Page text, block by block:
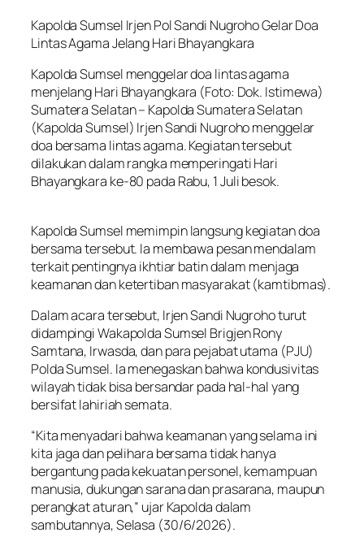
Kapolda Sumsel Irjen Pol Sandi Nugroho Gelar Doa
Lintas Agama Jelang Hari Bhayangkara
Kapolda Sumsel menggelar doa lintas agama
menjelang Hari Bhayangkara (Foto: Dok. Istimewa)
Sumatera Selatan – Kapolda Sumatera Selatan
(Kapolda Sumsel) Irjen Sandi Nugroho menggelar
doa bersama lintas agama. Kegiatan tersebut
dilakukan dalam rangka memperingati Hari
Bhayangkara ke-80 pada Rabu, 1 Juli besok.
Kapolda Sumsel memimpin langsung kegiatan doa
bersama tersebut. Ia membawa pesan mendalam
terkait pentingnya ikhtiar batin dalam menjaga
keamanan dan ketertiban masyarakat (kamtibmas).
Dalam acara tersebut, Irjen Sandi Nugroho turut
didampingi Wakapolda Sumsel Brigjen Rony
Samtana, Irwasda, dan para pejabat utama (PJU)
Polda Sumsel. Ia menegaskan bahwa kondusivitas
wilayah tidak bisa bersandar pada hal-hal yang
bersifat lahiriah semata.
“Kita menyadari bahwa keamanan yang selama ini
kita jaga dan pelihara bersama tidak hanya
bergantung pada kekuatan personel, kemampuan
manusia, dukungan sarana dan prasarana, maupun
perangkat aturan,” ujar Kapolda dalam
sambutannya, Selasa (30/6/2026).